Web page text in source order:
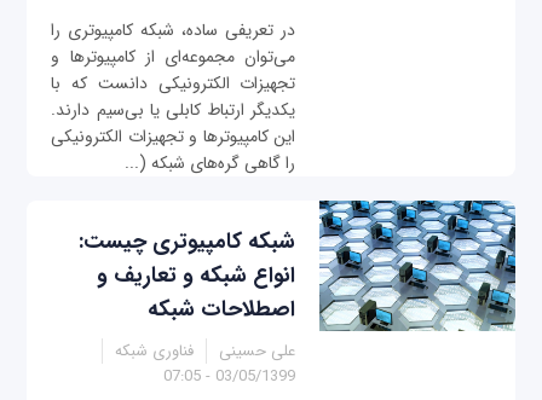
در تعریفی ساده، شبکه‌ کامپیوتری را
می‌توان مجموعه‌ای از کامپیوترها و
تجهیزات الکترونیکی دانست که با
یکدیگر ارتباط کابلی یا بی‌سیم دارند.
این کامپیوترها و تجهیزات الکترونیکی
را گاهی گره‌‌های شبکه (...
شبکه کامپیوتری چیست:
انواع شبکه‌ و تعاریف و
اصطلاحات شبکه
علی حسینی
فناوری شبکه
03/05/1399 - 07:05